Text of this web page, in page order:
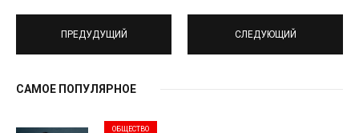
ПРЕДУДУЩИЙ СЛЕДУЮЩИЙ
САМОЕ ПОПУЛЯРНОЕ
ОБЩЕСТВО